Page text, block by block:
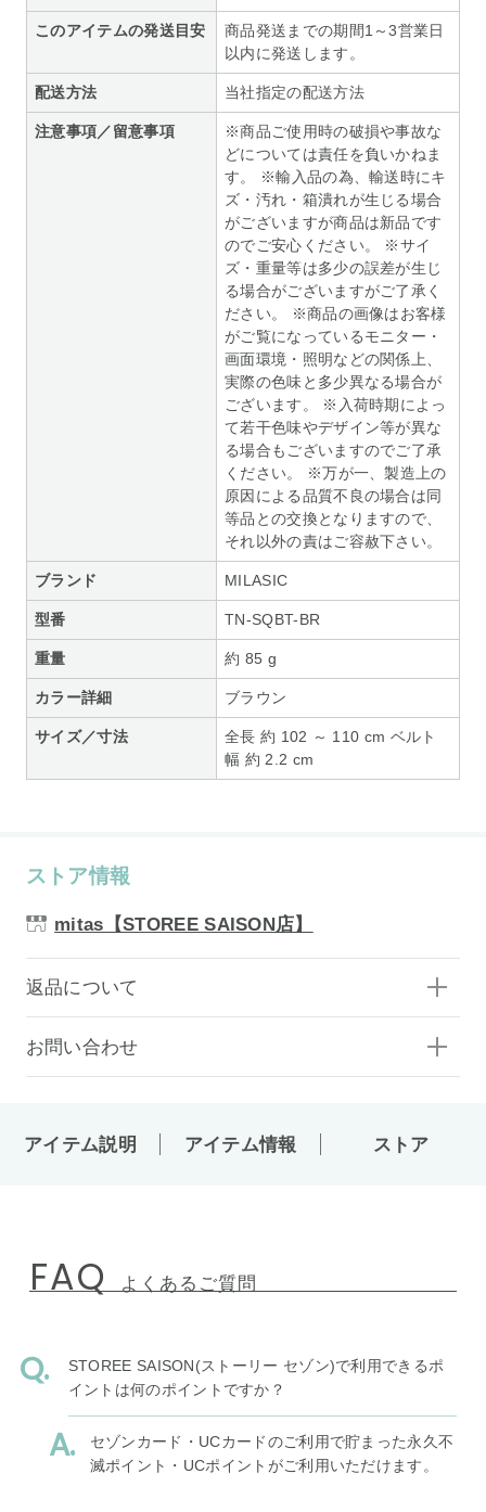
このアイテムの発送目安
商品発送までの期間1～3営業日
以内に発送します。
配送方法 当社指定の配送方法
注意事項／留意事項
※商品ご使用時の破損や事故な
どについては責任を負いかねま
す。 ※輸入品の為、輸送時にキ
ズ・汚れ・箱潰れが生じる場合
がございますが商品は新品です
のでご安心ください。 ※サイ
ズ・重量等は多少の誤差が生じ
る場合がございますがご了承く
ださい。 ※商品の画像はお客様
がご覧になっているモニター・
画面環境・照明などの関係上、
実際の色味と多少異なる場合が
ございます。 ※入荷時期によっ
て若干色味やデザイン等が異な
る場合もございますのでご了承
ください。 ※万が一、製造上の
原因による品質不良の場合は同
等品との交換となりますので、
それ以外の責はご容赦下さい。
ブランド MILASIC
型番 TN-SQBT-BR
重量 約 85 g
カラー詳細 ブラウン
サイズ／寸法
全長 約 102 ～ 110 cm ベルト
幅 約 2.2 cm
ストア情報
mitas【STOREE SAISON店】
返品について
お問い合わせ
アイテム説明 アイテム情報 ストア
FAQ よくあるご質問
STOREE SAISON(ストーリー セゾン)で利用できるポ
イントは何のポイントですか？
セゾンカード・UCカードのご利用で貯まった永久不
滅ポイント・UCポイントがご利用いただけます。